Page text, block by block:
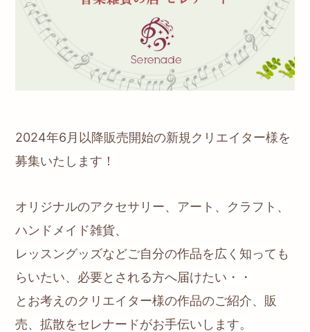
2024年6月以降販売開始の新規クリエイター様を
募集いたします！
オリジナルのアクセサリー、アート、クラフト、
ハンドメイド雑貨、
レッスングッズなどご自分の作品を広く知っても
らいたい、必要とされる方へ届けたい・・
とお考えのクリエイター様の作品のご紹介、販
売、拡散をセレナードがお手伝いします。